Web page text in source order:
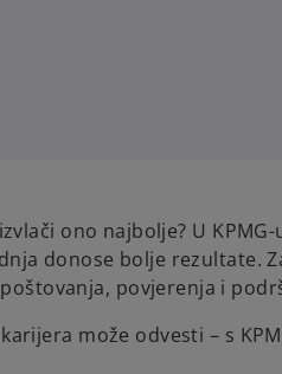
ono najbolje? U
donose bolje rezultate.
povjerenja i
može odvesti – s